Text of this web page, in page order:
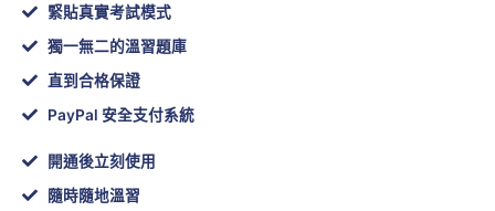
緊貼真實考試模式
獨一無二的溫習題庫
直到合格保證
PayPal 安全支付系統
開通後立刻使用
隨時隨地溫習